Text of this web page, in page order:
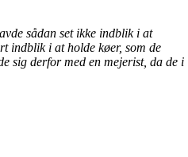
sådan set ikke indblik i at
indblik i at holde køer, som de
sig derfor med en mejerist, da de i